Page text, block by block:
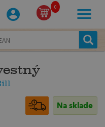
0
Na sklade